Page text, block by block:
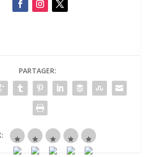
PARTAGER: